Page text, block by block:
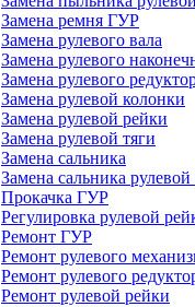
Замена ремня ГУР
Замена рулевого вала
Замена рулевого
Замена рулевого
Замена рулевой колонки
Замена рулевой рейки
Замена рулевой тяги
Замена сальника
Замена сальника
Прокачка ГУР
Регулировка рулевой
Ремонт ГУР
Ремонт рулевого
Ремонт рулевого
Ремонт рулевой рейки